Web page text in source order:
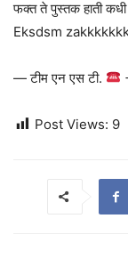
फक्त ते पुस्तक हाती
Eksdsm
— टीम एन एस टी.
Post Views: 9